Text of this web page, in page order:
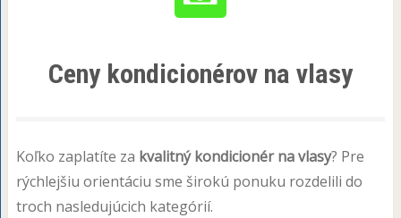
Ceny kondicionérov na vlasy
Koľko zaplatíte za kvalitný kondicionér na vlasy? Pre
rýchlejšiu orientáciu sme širokú ponuku rozdelili do
troch nasledujúcich kategórií.